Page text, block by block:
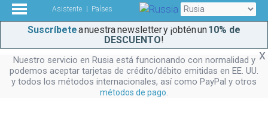
Asistente Países
Suscríbetea nuestra newsletter y ¡obtén un10% de
DESCUENTO!
Nuestro servicio en Rusia está funcionando con normalidad y
podemos aceptar tarjetas de crédito/débito emitidas en EE. UU.
y todos los métodos internacionales, así como PayPal y otros
métodos de pago.